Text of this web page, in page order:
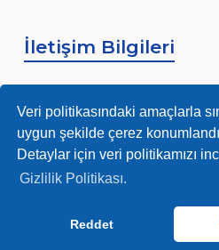
Veri politikasındaki amaçlarla
uygun şekilde çerez
Detaylar için veri politikamızı
Gizlilik Politikası.
Reddet
İletişim Bilgileri
Sanayi, Sanayi Mh,
No:4, 34906 Pendik/
info@nurmag.com
(0216) 378 84 92-93